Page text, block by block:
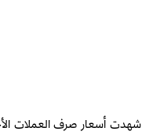
شهدت أسعار صرف العملات